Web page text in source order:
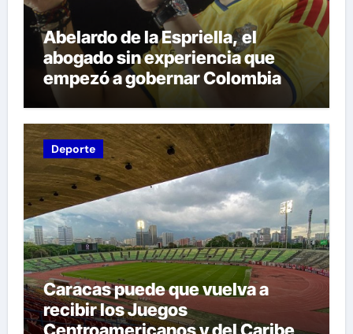
Abelardo de la Espriella, el
abogado sin experiencia que
empezó a gobernar Colombia
Deporte
Caracas puede que vuelva a
recibir los Juegos
Centroamericanos y del Caribe